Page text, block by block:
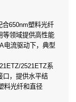
合650nm塑料光纤
等领域提供高性能
电流驱动下，典型
2521ETZ系
口，提供水平结
料光纤和直径